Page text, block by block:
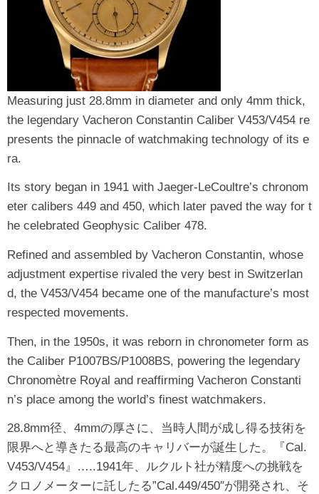
Measuring just 28.8mm in diameter and only 4mm thick,
the legendary Vacheron Constantin Caliber V453/V454 re
presents the pinnacle of watchmaking technology of its e
ra.
Its story began in 1941 with Jaeger-LeCoultre’s chronom
eter calibers 449 and 450, which later paved the way for t
he celebrated Geophysic Caliber 478.
Refined and assembled by Vacheron Constantin, whose
adjustment expertise rivaled the very best in Switzerlan
d, the V453/V454 became one of the manufacture’s most
respected movements.
Then, in the 1950s, it was reborn in chronometer form as
the Caliber P1007BS/P1008BS, powering the legendary
Chronomètre Royal and reaffirming Vacheron Constanti
n’s place among the world’s finest watchmakers.
28.8mm径、4mmの厚さに、当時人間が成し得る技術を
限界へと導きたる最高のキャリバーが誕生した。『Cal.
V453/V454』…..1941年、ルクルト社が精度への挑戦を
クロノメーターに託したる”Cal.449/450″が開発され、そ